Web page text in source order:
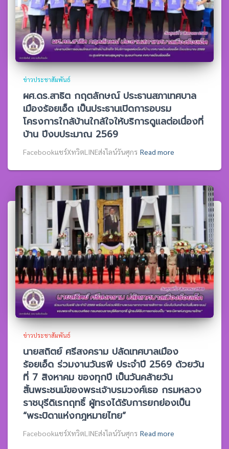
ข่าวประชาสัมพันธ์
ผศ.ดร.สาธิต กฤตลักษณ์ ประธานสภาเทศบาล
เมืองร้อยเอ็ด เป็นประธานเปิดการอบรม
โครงการใกล้บ้านใกล้ใจให้บริการดูแลต่อเนื่องที่
บ้าน ปีงบประมาณ 2569
Facebookแชร์XทวิตLINEส่งไลน์วันศุกร Read more
ข่าวประชาสัมพันธ์
นายสถิตย์ ศรีสงคราม ปลัดเทศบาลเมือง
ร้อยเอ็ด ร่วมงานวันรพี ประจำปี 2569 ด้วยวัน
ที่ 7 สิงหาคม ของทุกปี เป็นวันคล้ายวัน
สิ้นพระชนม์ของพระเจ้าบรมวงศ์เธอ กรมหลวง
ราชบุรีดิเรกฤทธิ์ ผู้ทรงได้รับการยกย่องเป็น
“พระบิดาแห่งกฎหมายไทย”
Facebookแชร์XทวิตLINEส่งไลน์วันศุกร Read more